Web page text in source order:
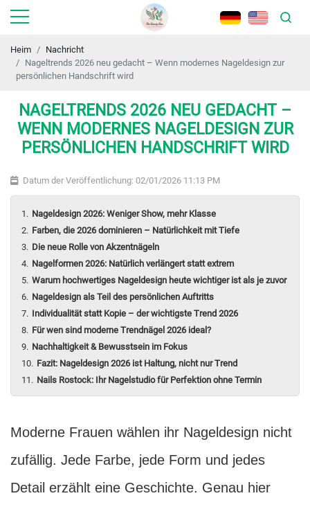
Heim
Nachricht
Nageltrends 2026 neu gedacht – Wenn modernes Nageldesign zur
persönlichen Handschrift wird
NAGELTRENDS 2026 NEU GEDACHT –
WENN MODERNES NAGELDESIGN ZUR
PERSÖNLICHEN HANDSCHRIFT WIRD
Datum der Veröffentlichung: 02/01/2026 11:13 PM
Nageldesign 2026: Weniger Show, mehr Klasse
Farben, die 2026 dominieren – Natürlichkeit mit Tiefe
Die neue Rolle von Akzentnägeln
Nagelformen 2026: Natürlich verlängert statt extrem
Warum hochwertiges Nageldesign heute wichtiger ist als je zuvor
Nageldesign als Teil des persönlichen Auftritts
Individualität statt Kopie – der wichtigste Trend 2026
Für wen sind moderne Trendnägel 2026 ideal?
Nachhaltigkeit & Bewusstsein im Fokus
Fazit: Nageldesign 2026 ist Haltung, nicht nur Trend
Nails Rostock: Ihr Nagelstudio für Perfektion ohne Termin
Moderne Frauen wählen ihr Nageldesign nicht
zufällig. Jede Farbe, jede Form und jedes
Detail erzählt eine Geschichte. Genau hier